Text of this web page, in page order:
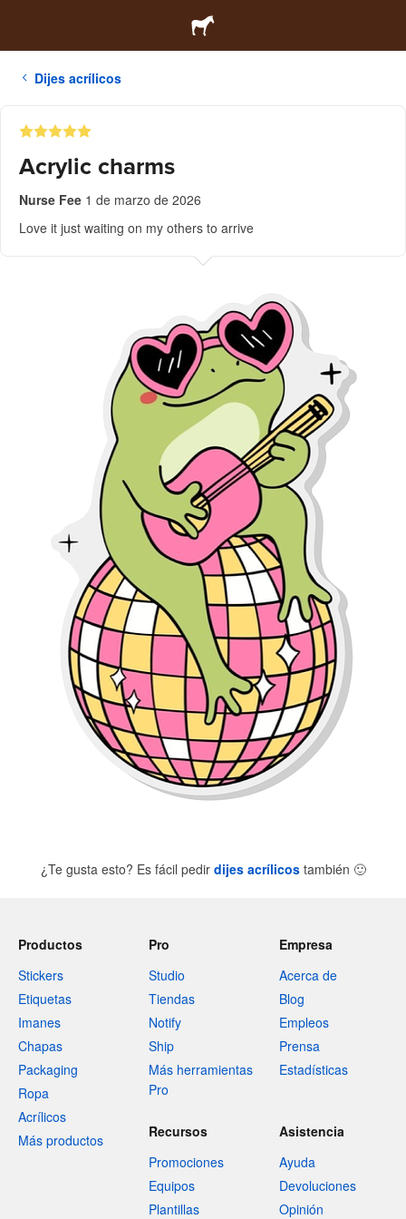
Dijes acrílicos
Acrylic charms
Nurse Fee 1 de marzo de 2026
Love it just waiting on my others to arrive
¿Te gusta esto? Es fácil pedir dijes acrílicostambién 🙂
Productos
Stickers
Etiquetas
Imanes
Chapas
Packaging
Ropa
Acrílicos
Más productos
Pro
Studio
Tiendas
Notify
Ship
Más herramientas
Pro
Empresa
Acerca de
Blog
Empleos
Prensa
Estadísticas
Recursos
Promociones
Equipos
Plantillas
Asistencia
Ayuda
Devoluciones
Opinión